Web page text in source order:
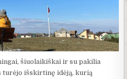
šiuolaikiškai ir su pakilia
turėjo išskirtinę idėją, kurią